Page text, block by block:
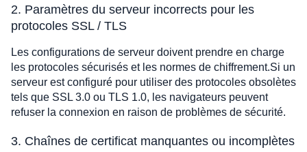
2. Paramètres du serveur incorrects pour les
protocoles SSL / TLS
Les configurations de serveur doivent prendre en charge
les protocoles sécurisés et les normes de chiffrement.Si un
serveur est configuré pour utiliser des protocoles obsolètes
tels que SSL 3.0 ou TLS 1.0, les navigateurs peuvent
refuser la connexion en raison de problèmes de sécurité.
3. Chaînes de certificat manquantes ou incomplètes